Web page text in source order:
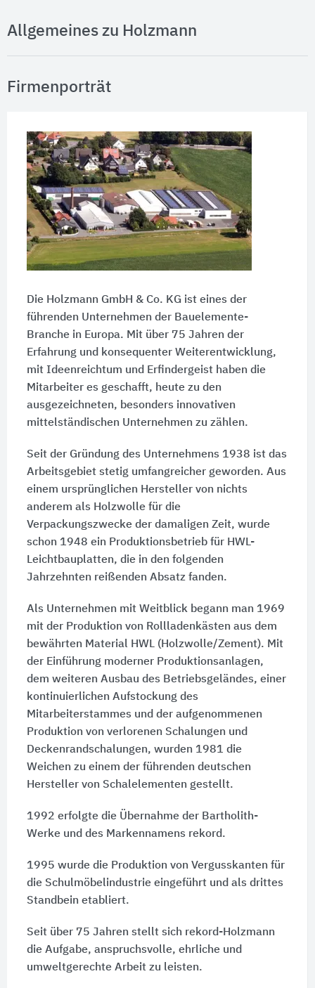
Allgemeines zu Holzmann
Firmenporträt
Die Holzmann GmbH & Co. KG ist eines der
führenden Unternehmen der Bauelemente-
Branche in Europa. Mit über 75 Jahren der
Erfahrung und konsequenter Weiterentwicklung,
mit Ideenreichtum und Erfindergeist haben die
Mitarbeiter es geschafft, heute zu den
ausgezeichneten, besonders innovativen
mittelständischen Unternehmen zu zählen.
Seit der Gründung des Unternehmens 1938 ist das
Arbeitsgebiet stetig umfangreicher geworden. Aus
einem ursprünglichen Hersteller von nichts
anderem als Holzwolle für die
Verpackungszwecke der damaligen Zeit, wurde
schon 1948 ein Produktionsbetrieb für HWL-
Leichtbauplatten, die in den folgenden
Jahrzehnten reißenden Absatz fanden.
Als Unternehmen mit Weitblick begann man 1969
mit der Produktion von Rollladenkästen aus dem
bewährten Material HWL (Holzwolle/Zement). Mit
der Einführung moderner Produktionsanlagen,
dem weiteren Ausbau des Betriebsgeländes, einer
kontinuierlichen Aufstockung des
Mitarbeiterstammes und der aufgenommenen
Produktion von verlorenen Schalungen und
Deckenrandschalungen, wurden 1981 die
Weichen zu einem der führenden deutschen
Hersteller von Schalelementen gestellt.
1992 erfolgte die Übernahme der Bartholith-
Werke und des Markennamens rekord.
1995 wurde die Produktion von Vergusskanten für
die Schulmöbelindustrie eingeführt und als drittes
Standbein etabliert.
Seit über 75 Jahren stellt sich rekord-Holzmann
die Aufgabe, anspruchsvolle, ehrliche und
umweltgerechte Arbeit zu leisten.